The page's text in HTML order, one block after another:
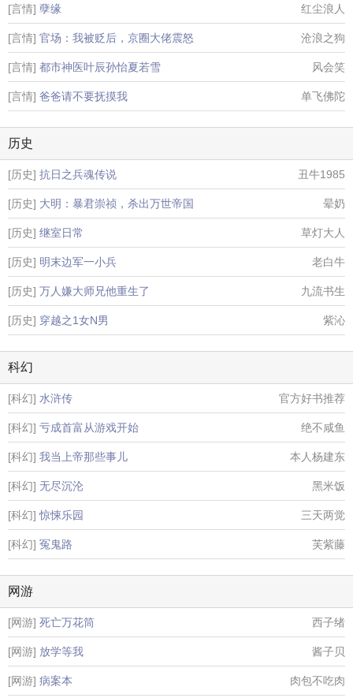
[言情] 孽缘 红尘浪人
[言情] 官场：我被贬后，京圈大佬震怒 沧浪之狗
[言情] 都市神医叶辰孙怡夏若雪 风会笑
[言情] 爸爸请不要抚摸我 单飞佛陀
历史
[历史] 抗日之兵魂传说 丑牛1985
[历史] 大明：暴君崇祯，杀出万世帝国 晕奶
[历史] 继室日常 草灯大人
[历史] 明末边军一小兵 老白牛
[历史] 万人嫌大师兄他重生了 九流书生
[历史] 穿越之1女N男 紫沁
科幻
[科幻] 水浒传 官方好书推荐
[科幻] 亏成首富从游戏开始 绝不咸鱼
[科幻] 我当上帝那些事儿 本人杨建东
[科幻] 无尽沉沦 黑米饭
[科幻] 惊悚乐园 三天两觉
[科幻] 冤鬼路 芙紫藤
网游
[网游] 死亡万花筒 西子绪
[网游] 放学等我 酱子贝
[网游] 病案本 肉包不吃肉